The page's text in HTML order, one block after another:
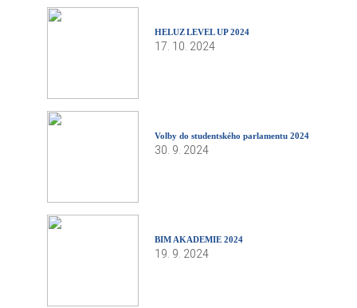
HELUZ LEVEL UP 2024
17. 10. 2024
Volby do studentského parlamentu 2024
30. 9. 2024
BIM AKADEMIE 2024
19. 9. 2024